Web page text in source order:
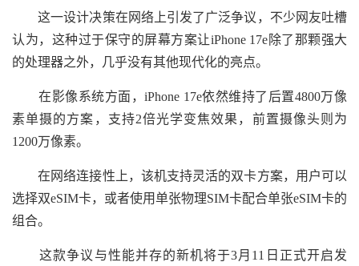
这一设计决策在网络上引发了广泛争议，不少网友吐槽
认为，这种过于保守的屏幕方案让iPhone 17e除了那颗强大
的处理器之外，几乎没有其他现代化的亮点。
在影像系统方面，iPhone 17e依然维持了后置4800万像
素单摄的方案，支持2倍光学变焦效果，前置摄像头则为
1200万像素。
在网络连接性上，该机支持灵活的双卡方案，用户可以
选择双eSIM卡，或者使用单张物理SIM卡配合单张eSIM卡的
组合。
这款争议与性能并存的新机将于3月11日正式开启发